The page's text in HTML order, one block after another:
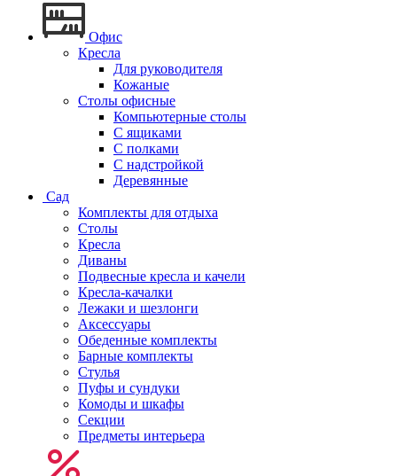
Офис
Кресла
Для руководителя
Кожаные
Столы офисные
Компьютерные столы
С ящиками
С полками
С надстройкой
Деревянные
Сад
Комплекты для отдыха
Столы
Кресла
Диваны
Подвесные кресла и качели
Кресла-качалки
Лежаки и шезлонги
Аксессуары
Обеденные комплекты
Барные комплекты
Стулья
Пуфы и сундуки
Комоды и шкафы
Секции
Предметы интерьера